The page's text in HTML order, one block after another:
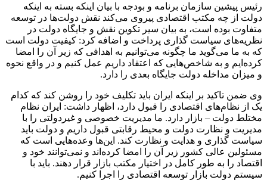
رئیس پیشین سازمان برنامه و بودجه با بیان اینکه بسته به اینکه
دولت از چه مکتب اقتصادی پیروی می‌کند نقش دولت‌ها در توسعه
متفاوت بوده است، به بیان سیر تکوین نقش و جایگاه دولت در
نظریه‌های سیاست گذاری پرداخت و اضافه کرد: کیفیت دولت است
که به ما می‌گوید ما چگونه می‌توانیم به اهدافی که زیر آن را امضا
کرده‌ایم و به شاخص‌هایی که اعتقاد داریم عمل کنیم و در واقع نحوه
و میزان مداخله دولت جایگاه بعدی را دارد.
وی ضمن تاکید بر اینکه ایران باید تکلیف خود را روشن کند که کدام
یک از نظام‌های اقتصادی را قبول دارد، اظهار داشت: ایران نظام
مختلط دولت – بازار دارد. ما مدیریت خصوصی و غیردولتی را با
مدیریت و نظارت دولت و محیط رقابتی قبول داریم و دولت باید
سیاست گذاری و هدایت و نظارت کند. این‌ها وعده‌هایی است که
مسئولین عالی کشور زیر آن را امضا کرده‌اند و نمی‌توانند خود و
اقتصاد را به طور کامل در اختیار مکتب بازار قرار دهند. باید با
سیستم دولت بازار توسعه اقتصادی را اجرا کنیم.